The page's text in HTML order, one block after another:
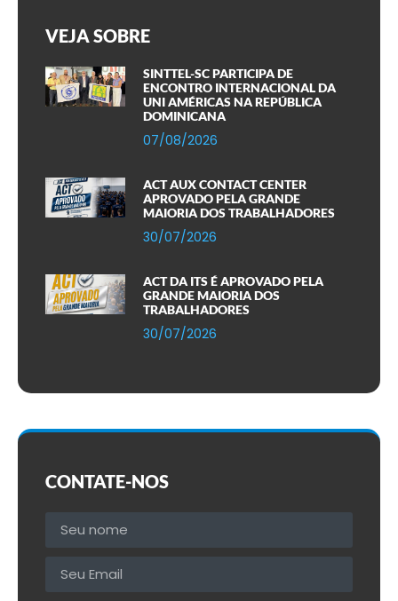
VEJA SOBRE
SINTTEL-SC PARTICIPA DE
ENCONTRO INTERNACIONAL DA
UNI AMÉRICAS NA REPÚBLICA
DOMINICANA
07/08/2026
ACT AUX CONTACT CENTER
APROVADO PELA GRANDE
MAIORIA DOS TRABALHADORES
30/07/2026
ACT DA ITS É APROVADO PELA
GRANDE MAIORIA DOS
TRABALHADORES
30/07/2026
CONTATE-NOS